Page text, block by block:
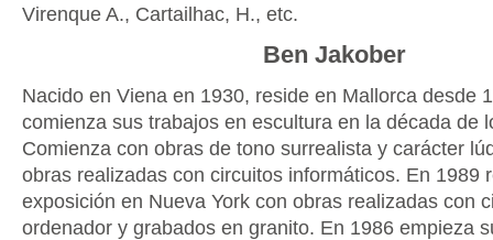
Virenque A., Cartailhac, H., etc.
Ben Jakober
Nacido en Viena en 1930, reside en Mallorca desde
comienza sus trabajos en escultura en la década de
Comienza con obras de tono surrealista y carácter
obras realizadas con circuitos informáticos. En 1989
exposición en Nueva York con obras realizadas con
ordenador y grabados en granito. En 1986 empieza